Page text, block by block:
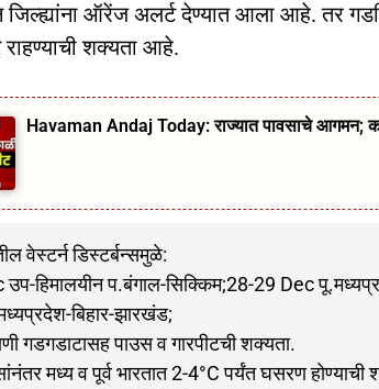
जिल्ह्यांना ऑरेंज अलर्ट देण्यात आला आहे. तर
राहण्याची शक्यता आहे.
Havaman Andaj Today: राज्यात पावसाचे आगमन;
वेस्टर्न डिस्टर्बन्समुळे:
हिमालयीन प.बंगाल-सिक्किम;28-29 Dec
बिहार-झारखंड;
गडगडाटासह पाउस व गारपीटची शक्यता.
मध्य व पूर्व भारतात 2-4°C पर्यंत घसरण होण्याची